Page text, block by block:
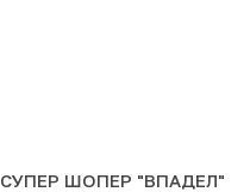
СУПЕР ШОПЕР "ВПАДЕЛ"